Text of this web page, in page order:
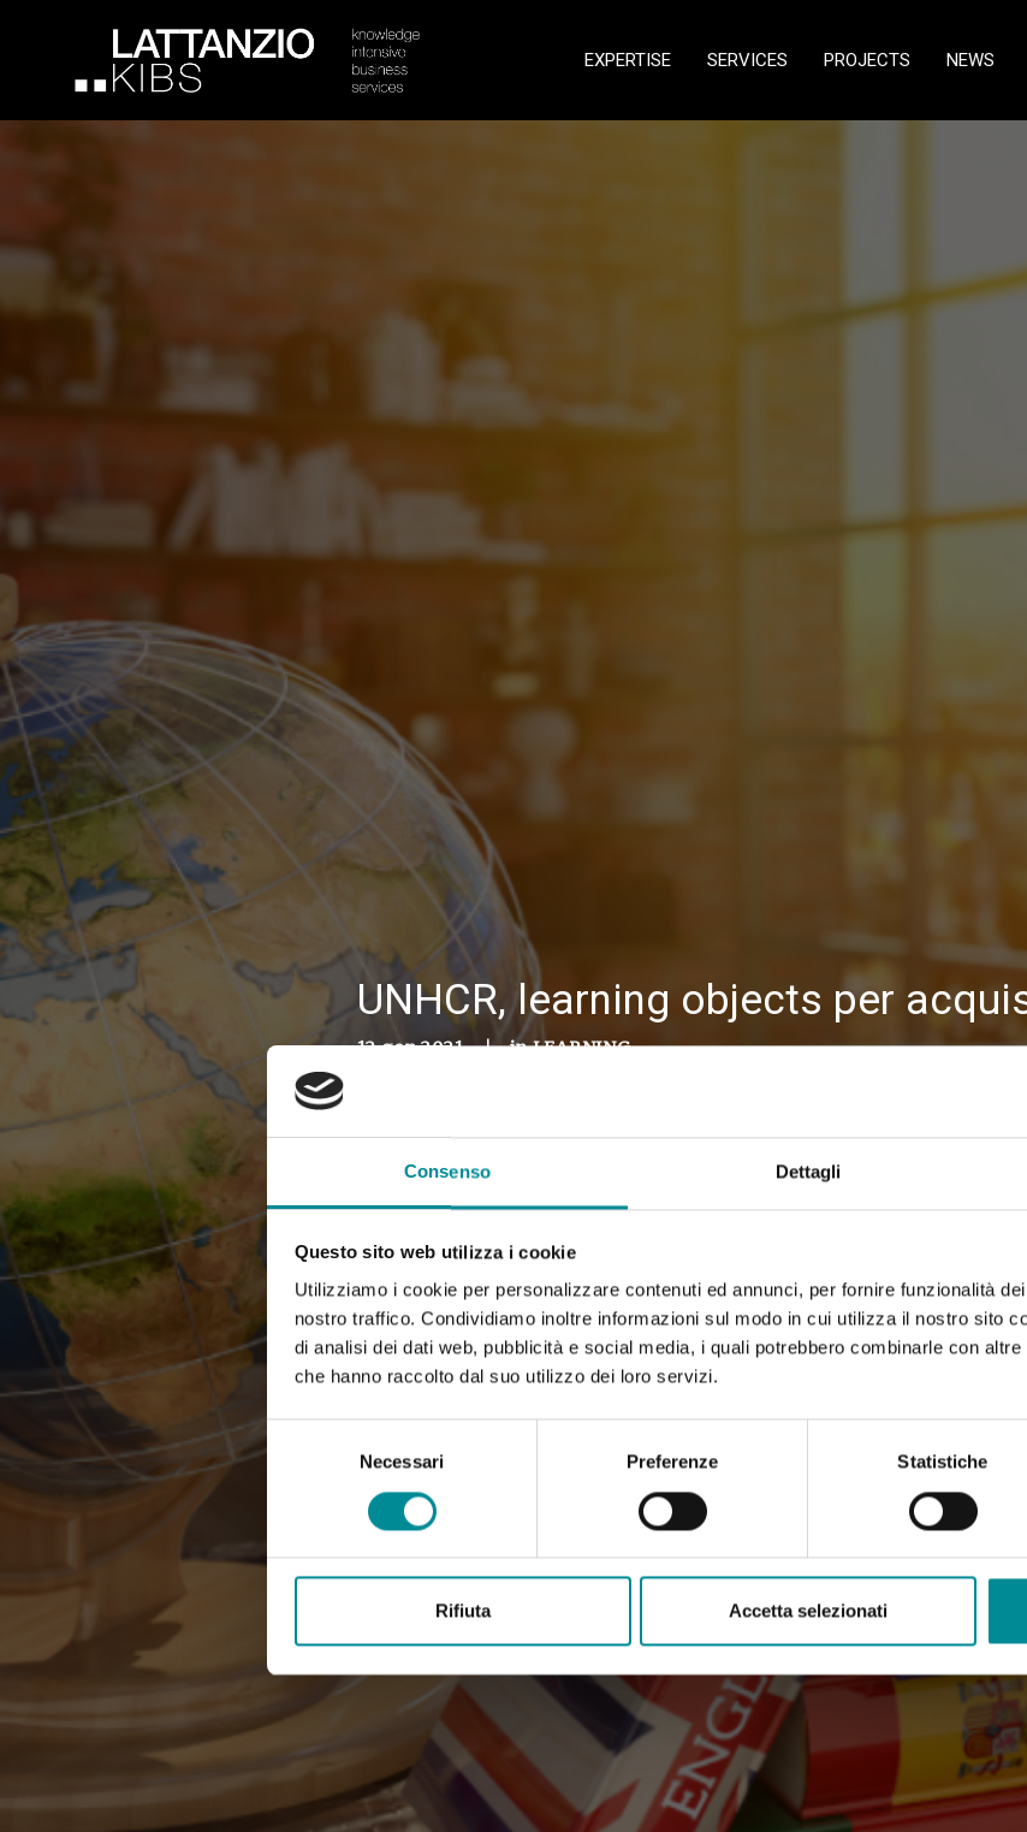
Consenso Dettagli
Questo sito web utilizza i cookie
Utilizziamo i cookie per personalizzare contenuti ed annunci, per fornire funzionalità
nostro traffico. Condividiamo inoltre informazioni sul modo in cui utilizza il nostro sito
di analisi dei dati web, pubblicità e social media, i quali potrebbero combinarle con
che hanno raccolto dal suo utilizzo dei loro servizi.
Necessari Preferenze Statistiche
Rifiuta Accetta selezionati
EXPERTISE SERVICES PROJECTS NEWS
UNHCR, learning objects per
12 gen 2021 | inLEARNING